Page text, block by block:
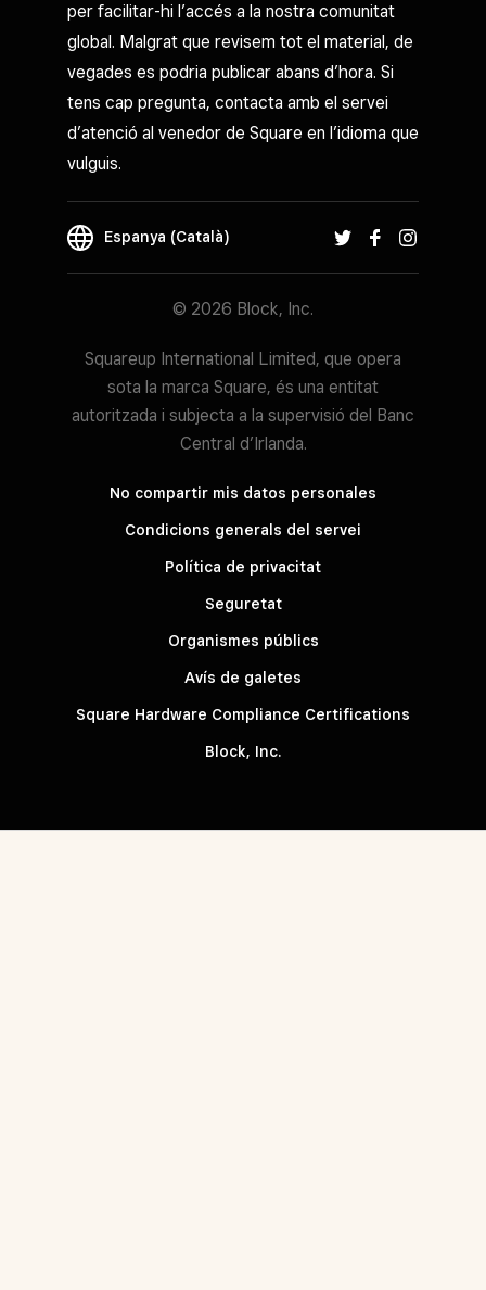
per facilitar-hi l’accés a la nostra comunitat
global. Malgrat que revisem tot el material, de
vegades es podria publicar abans d’hora. Si
tens cap pregunta, contacta amb el servei
d’atenció al venedor de Square en l’idioma que
vulguis.
Espanya (Català)
© 2026 Block, Inc.
Squareup International Limited, que opera
sota la marca Square, és una entitat
autoritzada i subjecta a la supervisió del Banc
Central d’Irlanda.
No compartir mis datos personales
Condicions generals del servei
Política de privacitat
Seguretat
Organismes públics
Avís de galetes
Square Hardware Compliance Certifications
Block, Inc.